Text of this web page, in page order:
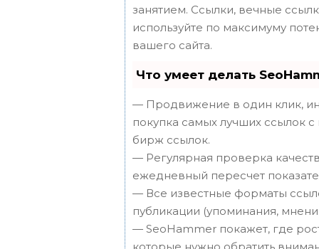
занятием. Ссылки, вечные
используйте по максимуму
вашего сайта.
Что умеет делать
— Продвижение в один клик,
покупка самых лучших ссылок
бирж ссылок.
— Регулярная проверка
ежедневный пересчет
— Все известные форматы
публикации (упоминания,
— SeoHammer покажет, где